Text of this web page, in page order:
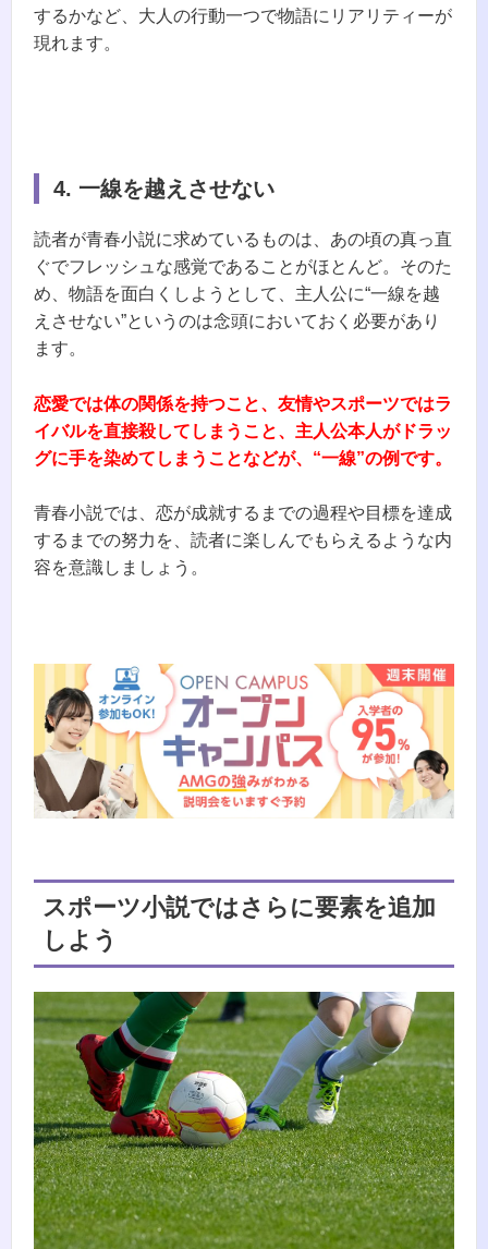
するかなど、大人の行動一つで物語にリアリティーが
現れます。
4. 一線を越えさせない
読者が青春小説に求めているものは、あの頃の真っ直
ぐでフレッシュな感覚であることがほとんど。そのた
め、物語を面白くしようとして、主人公に“一線を越
えさせない”というのは念頭においておく必要があり
ます。
恋愛では体の関係を持つこと、友情やスポーツではラ
イバルを直接殺してしまうこと、主人公本人がドラッ
グに手を染めてしまうことなどが、“一線”の例です。
青春小説では、恋が成就するまでの過程や目標を達成
するまでの努力を、読者に楽しんでもらえるような内
容を意識しましょう。
スポーツ小説ではさらに要素を追加
しよう